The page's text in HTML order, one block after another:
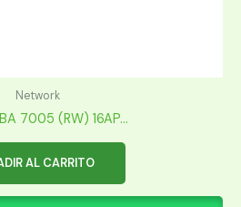
Network
7005 (RW) 16AP...
AL CARRITO